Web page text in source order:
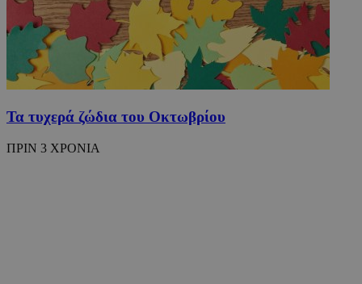
Τα τυχερά ζώδια του Οκτωβρίου
ΠΡΙΝ 3 ΧΡΟΝΙΑ
_scc_session
.entelia-
adserver.com
19 λεπτά